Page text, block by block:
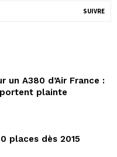
SUIVRE
un A380 d’Air France :
plainte
places dès 2015